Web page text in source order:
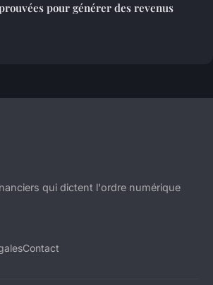
pour générer des revenus
qui dictent l'ordre numérique
Contact